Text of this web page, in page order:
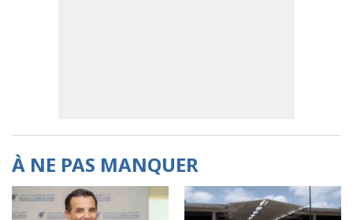
À NE PAS MANQUER